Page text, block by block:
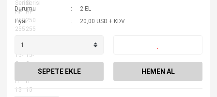
Durumu
2.EL
Fiyat
20,00 USD + KDV
SEPETE EKLE HEMEN AL